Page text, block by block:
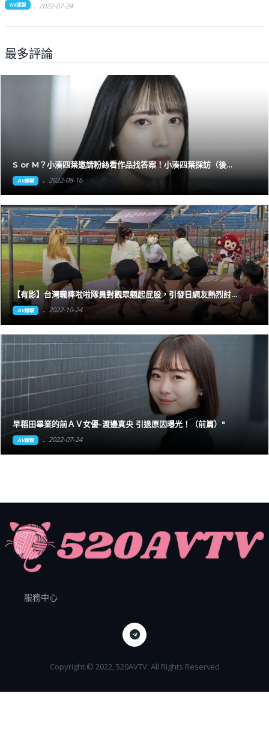
AV速報 2022-07-24
最多評論
S or M？小湊四葉邀請粉絲看作品找答案！小湊四葉採訪（後
篇）"
AV速報 2022-08-16
【有影】台灣職棒啦啦隊員對觀眾翹起屁股，引發日網友熱烈討
論！"
AV速報 2022-10-24
早稻田畢業的前ＡＶ女優-渡邊真央 引退原因曝光！（前篇）"
AV速報 2022-07-24
服務中心
Copyright © 2022, 520AVTV. All Rights Reserved